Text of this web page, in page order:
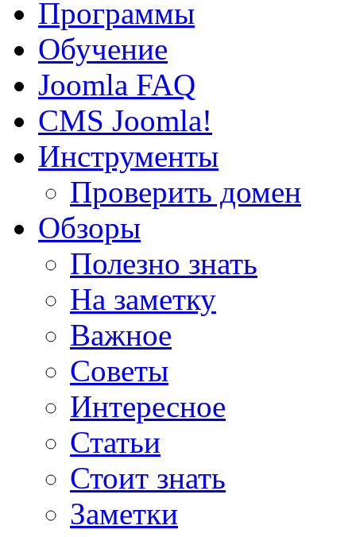
Программы
Обучение
Joomla FAQ
CMS Joomla!
Инструменты
Проверить домен
Обзоры
Полезно знать
На заметку
Важное
Советы
Интересное
Статьи
Стоит знать
Заметки